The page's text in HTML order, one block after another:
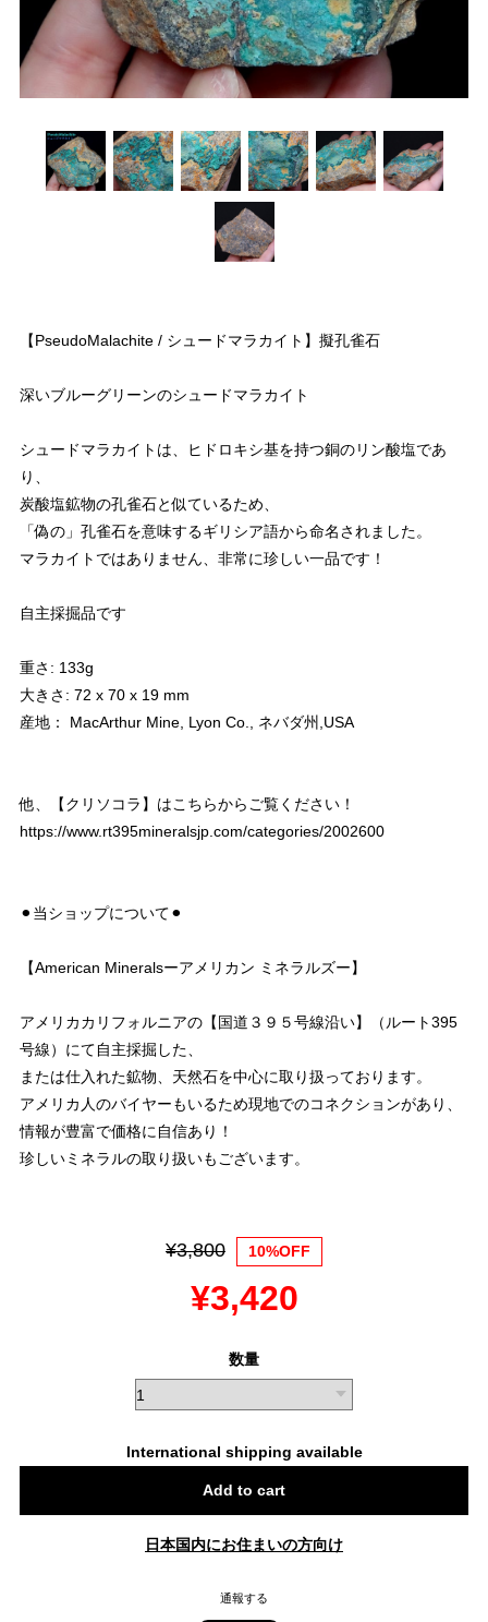
【PseudoMalachite / シュードマラカイト】擬孔雀石
深いブルーグリーンのシュードマラカイト
シュードマラカイトは、ヒドロキシ基を持つ銅のリン酸塩であ
り、
炭酸塩鉱物の孔雀石と似ているため、
「偽の」孔雀石を意味するギリシア語から命名されました。
マラカイトではありません、非常に珍しい一品です！
自主採掘品です
重さ: 133g
大きさ: 72 x 70 x 19 mm
産地： MacArthur Mine, Lyon Co., ネバダ州,USA
他、【クリソコラ】はこちらからご覧ください！
https://www.rt395mineralsjp.com/categories/2002600
⚫︎当ショップについて⚫︎
【American Mineralsーアメリカン ミネラルズー】
アメリカカリフォルニアの【国道３９５号線沿い】（ルート395
号線）にて自主採掘した、
または仕入れた鉱物、天然石を中心に取り扱っております。
アメリカ人のバイヤーもいるため現地でのコネクションがあり、
情報が豊富で価格に自信あり！
珍しいミネラルの取り扱いもございます。
¥3,800 10%OFF
¥3,420
数量
International shipping available
Add to cart
日本国内にお住まいの方向け
通報する